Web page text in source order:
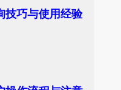
技巧与使用经验